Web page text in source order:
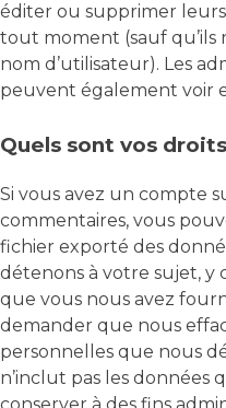
éditer ou supprimer
tout moment (sauf
nom d’utilisateur). Les
peuvent également voir
Quels sont vos
Si vous avez un compte
commentaires, vous
fichier exporté des
détenons à votre sujet, y
que vous nous avez
demander que nous
personnelles que nous
n’inclut pas les données